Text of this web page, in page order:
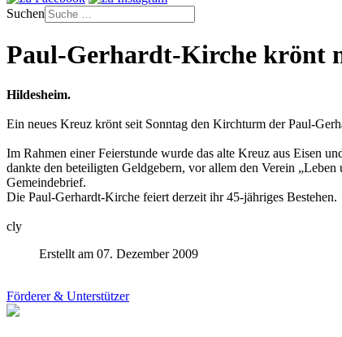
Suchen
Paul-Gerhardt-Kirche krönt
Hildesheim.
Ein neues Kreuz krönt seit Sonntag den Kirchturm der Paul-
Im Rahmen einer Feierstunde wurde das alte Kreuz aus Eisen
dankte den beteiligten Geldgebern, vor allem den Verein
Gemeindebrief.
Die Paul-Gerhardt-Kirche feiert derzeit ihr 45-jähriges Bestehen.
cly
Erstellt am 07. Dezember 2009
Förderer & Unterstützer